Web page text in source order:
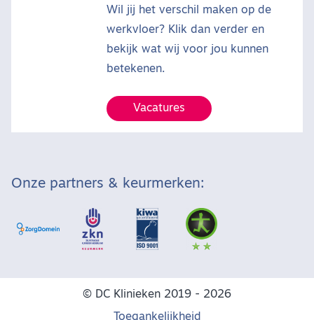
Wil jij het verschil maken op de
werkvloer? Klik dan verder en
bekijk wat wij voor jou kunnen
betekenen.
Vacatures
Onze partners & keurmerken:
© DC Klinieken 2019 - 2026
Toegankelijkheid